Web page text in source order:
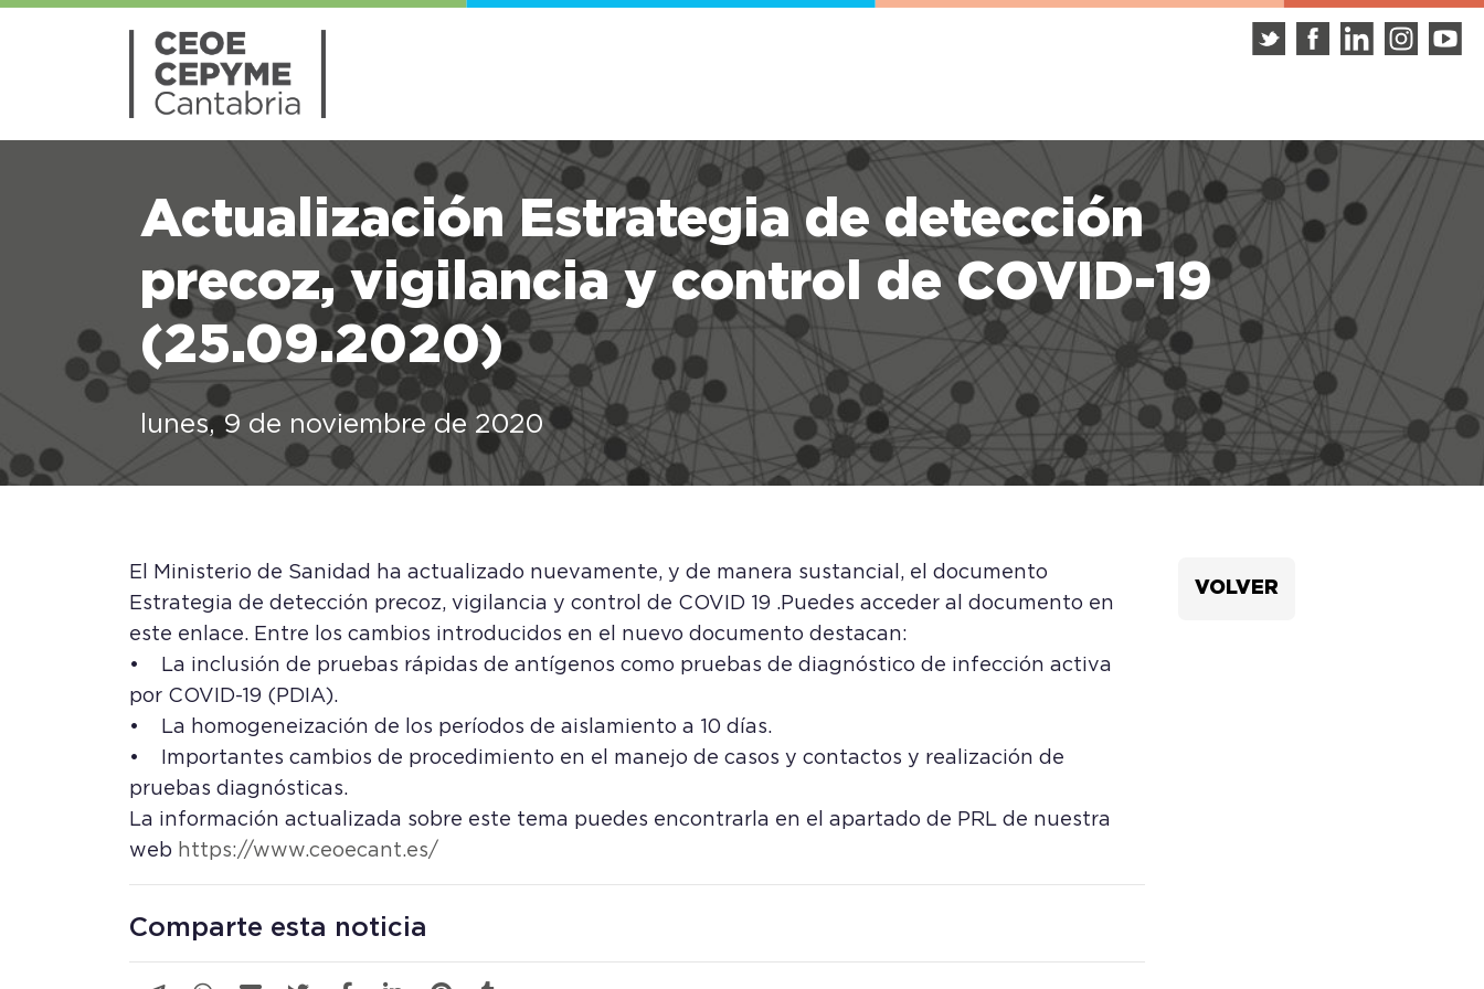
Actualización Estrategia de detección
precoz, vigilancia y control de COVID-19
(25.09.2020)
lunes, 9 de noviembre de 2020
El Ministerio de Sanidad ha actualizado nuevamente, y de manera sustancial, el documento
Estrategia de detección precoz, vigilancia y control de COVID 19 .Puedes acceder al documento en
este enlace. Entre los cambios introducidos en el nuevo documento destacan:
• La inclusión de pruebas rápidas de antígenos como pruebas de diagnóstico de infección activa
por COVID-19 (PDIA).
• La homogeneización de los períodos de aislamiento a 10 días.
• Importantes cambios de procedimiento en el manejo de casos y contactos y realización de
pruebas diagnósticas.
La información actualizada sobre este tema puedes encontrarla en el apartado de PRL de nuestra
web https://www.ceoecant.es/
Comparte esta noticia
VOLVER